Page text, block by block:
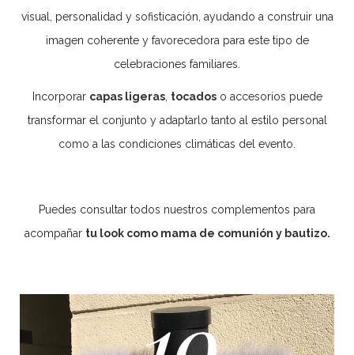
visual, personalidad y sofisticación, ayudando a construir una
imagen coherente y favorecedora para este tipo de
celebraciones familiares.
Incorporar capas ligeras, tocadoso accesorios puede
transformar el conjunto y adaptarlo tanto al estilo personal
como a las condiciones climáticas del evento.
Puedes consultar todos nuestros complementos para
acompañar tu look como mama de comunión y bautizo.